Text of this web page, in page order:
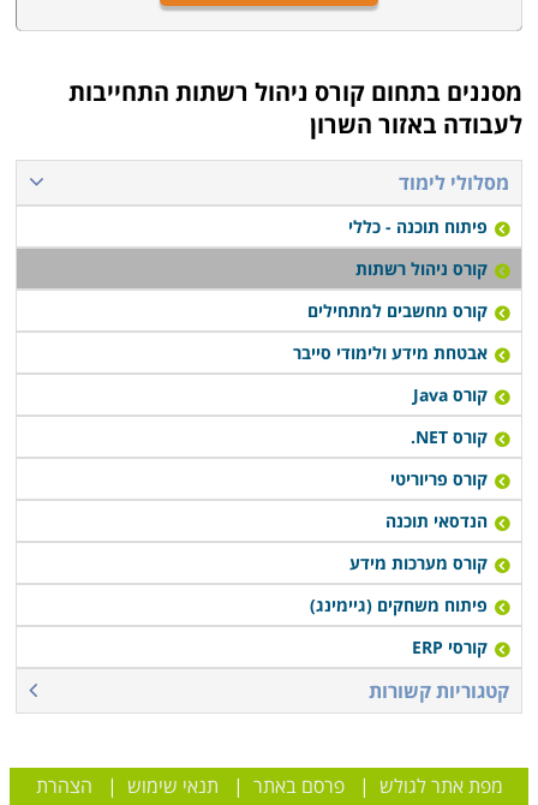
מסננים בתחום קורס ניהול רשתות התחייבות
לעבודה באזור השרון
מסלולי לימוד
פיתוח תוכנה - כללי
קורס ניהול רשתות
קורס מחשבים למתחילים
אבטחת מידע ולימודי סייבר
קורס Java
קורס NET.
קורס פריוריטי
הנדסאי תוכנה
קורס מערכות מידע
פיתוח משחקים (גיימינג)
קורסי ERP
קטגוריות קשורות
מפת אתר לגולש |פרסם באתר | תנאי שימוש | הצהרת